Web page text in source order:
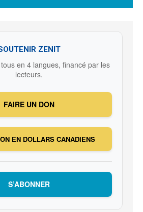
ZENIT
en 4 langues, financé par les
lecteurs.
FAIRE UN DON
EN DOLLARS CANADIENS
S’ABONNER